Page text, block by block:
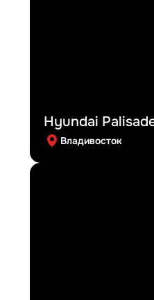
Hyundai
Владивосток